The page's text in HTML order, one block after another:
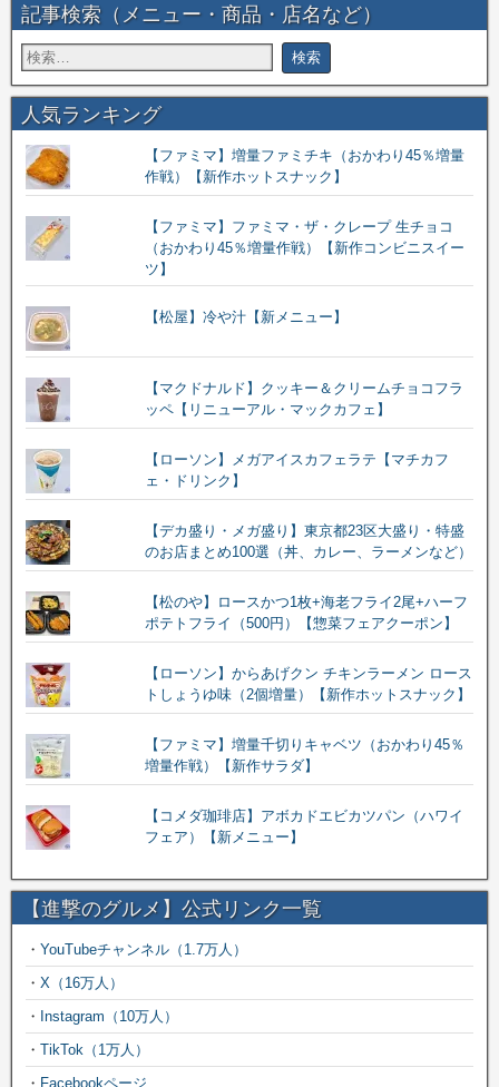
記事検索（メニュー・商品・店名など）
人気ランキング
【ファミマ】増量ファミチキ（おかわり45％増量
作戦）【新作ホットスナック】
【ファミマ】ファミマ・ザ・クレープ 生チョコ
（おかわり45％増量作戦）【新作コンビニスイー
ツ】
【松屋】冷や汁【新メニュー】
【マクドナルド】クッキー＆クリームチョコフラ
ッペ【リニューアル・マックカフェ】
【ローソン】メガアイスカフェラテ【マチカフ
ェ・ドリンク】
【デカ盛り・メガ盛り】東京都23区大盛り・特盛
のお店まとめ100選（丼、カレー、ラーメンなど）
【松のや】ロースかつ1枚+海老フライ2尾+ハーフ
ポテトフライ（500円）【惣菜フェアクーポン】
【ローソン】からあげクン チキンラーメン ロース
トしょうゆ味（2個増量）【新作ホットスナック】
【ファミマ】増量千切りキャベツ（おかわり45％
増量作戦）【新作サラダ】
【コメダ珈琲店】アボカドエビカツパン（ハワイ
フェア）【新メニュー】
【進撃のグルメ】公式リンク一覧
・ YouTubeチャンネル（1.7万人）
・ X（16万人）
・ Instagram（10万人）
・ TikTok（1万人）
・ Facebookページ